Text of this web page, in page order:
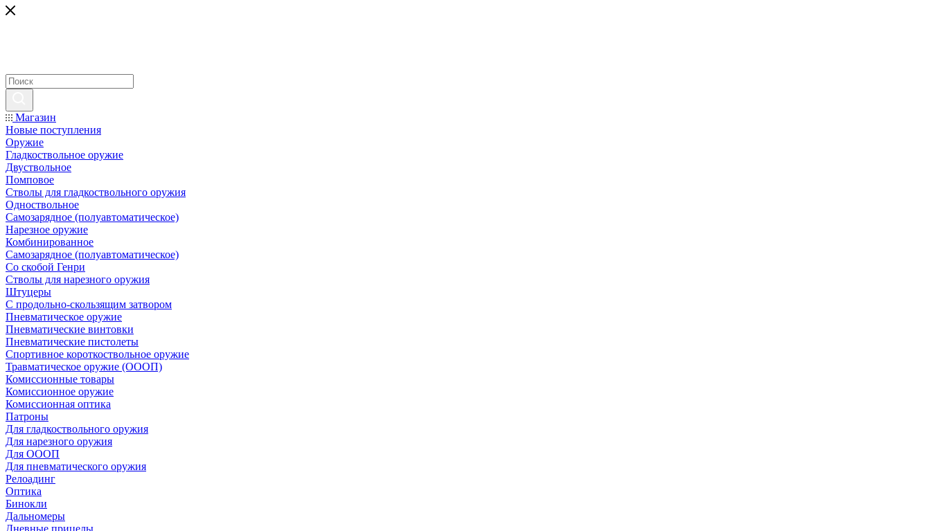
Магазин
Новые поступления
Оружие
Гладкоствольное оружие
Двуствольное
Помповое
Стволы для гладкоствольного оружия
Одноствольное
Самозарядное (полуавтоматическое)
Нарезное оружие
Комбинированное
Самозарядное (полуавтоматическое)
Со скобой Генри
Стволы для нарезного оружия
Штуцеры
С продольно-скользящим затвором
Пневматическое оружие
Пневматические винтовки
Пневматические пистолеты
Спортивное короткоствольное оружие
Травматическое оружие (ОООП)
Комиссионные товары
Комиссионное оружие
Комиссионная оптика
Патроны
Для гладкоствольного оружия
Для нарезного оружия
Для ОООП
Для пневматического оружия
Релоадинг
Оптика
Бинокли
Дальномеры
Дневные прицелы